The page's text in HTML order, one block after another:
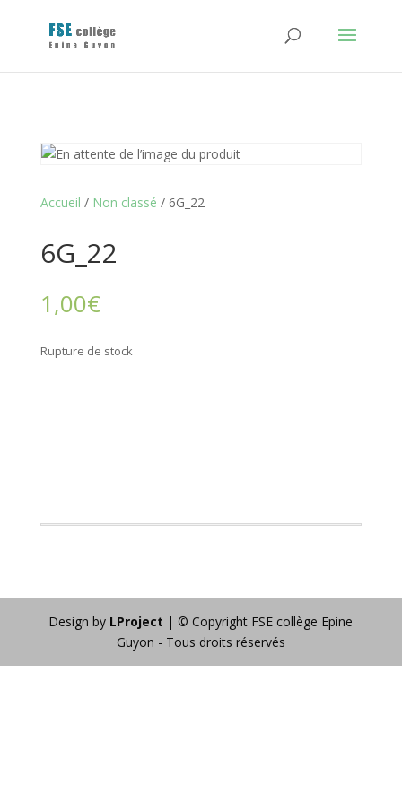
Accueil / Non classé / 6G_22
6G_22
1,00€
Rupture de stock
Design by LProject | © Copyright FSE collège Epine
Guyon - Tous droits réservés